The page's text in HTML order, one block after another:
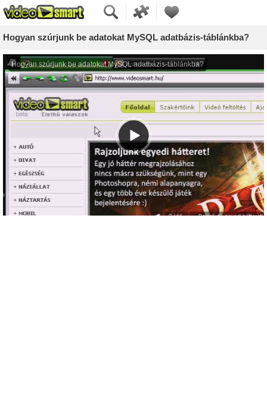
Hogyan szúrjunk be adatokat MySQL adatbázis-táblánkba?